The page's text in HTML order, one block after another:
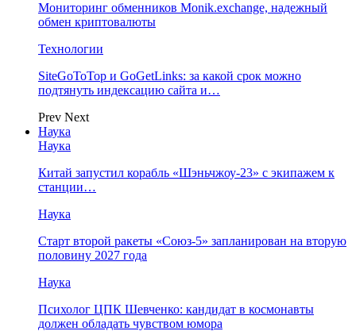
Мониторинг обменников Monik.exchange, надежный
обмен криптовалюты
Технологии
SiteGoToTop и GoGetLinks: за какой срок можно
подтянуть индексацию сайта и…
Prev Next
Наука
Наука
Китай запустил корабль «Шэньчжоу-23» с экипажем к
станции…
Наука
Старт второй ракеты «Союз-5» запланирован на вторую
половину 2027 года
Наука
Психолог ЦПК Шевченко: кандидат в космонавты
должен обладать чувством юмора